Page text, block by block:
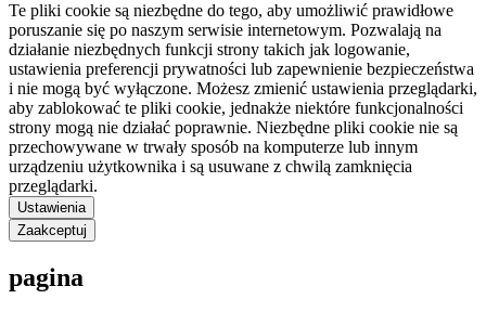
Te pliki cookie są niezbędne do tego, aby umożliwić prawidłowe
poruszanie się po naszym serwisie internetowym. Pozwalają na
działanie niezbędnych funkcji strony takich jak logowanie,
ustawienia preferencji prywatności lub zapewnienie bezpieczeństwa
i nie mogą być wyłączone. Możesz zmienić ustawienia przeglądarki,
aby zablokować te pliki cookie, jednakże niektóre funkcjonalności
strony mogą nie działać poprawnie. Niezbędne pliki cookie nie są
przechowywane w trwały sposób na komputerze lub innym
urządzeniu użytkownika i są usuwane z chwilą zamknięcia
przeglądarki.
Ustawienia
Zaakceptuj
pagina